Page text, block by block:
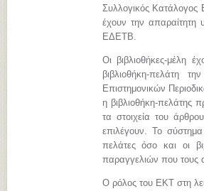
Συλλογικός Κατάλογος
έχουν την απαραίτητη
ΕΔΕΤΒ.
Οι βιβλιοθήκες-μέλη
βιβλιοθήκη-πελάτη
Επιστημονικών
η βιβλιοθήκη-πελάτης
τα στοιχεία του
επιλέγουν. Το
πελάτες όσο και οι
παραγγελιών που τους
Ο ρόλος του ΕΚΤ στη